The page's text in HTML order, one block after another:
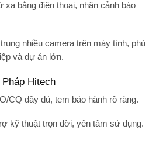
xa bằng điện thoại, nhận cảnh báo
nhiều camera trên máy tính, phù
và dự án lớn.
Hitech
CQ đầy đủ, tem bảo hành rõ ràng.
kỹ thuật trọn đời, yên tâm sử dụng.